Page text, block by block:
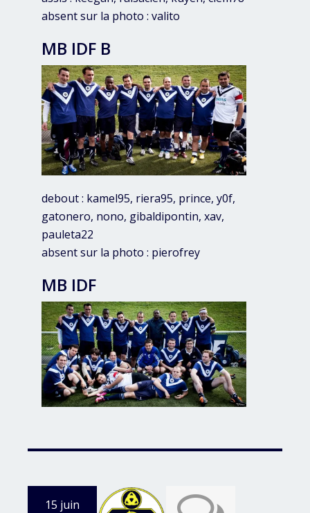
absent sur la photo : valito
MB IDF B
debout : kamel95, riera95, prince, y0f,
gatonero, nono, gibaldipontin, xav,
pauleta22
absent sur la photo : pierofrey
MB IDF
15 juin